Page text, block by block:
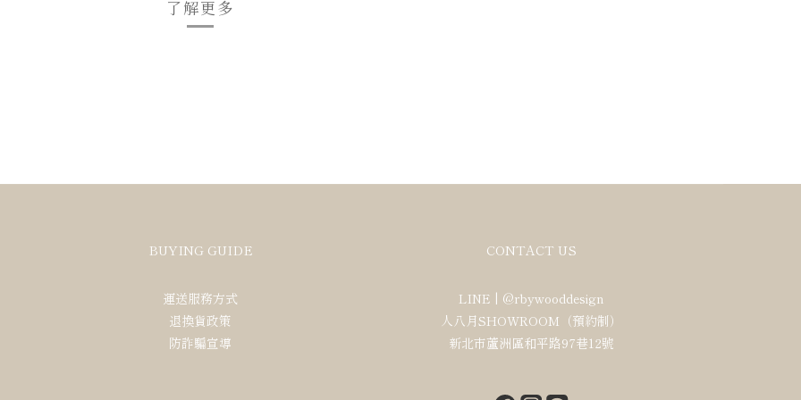
了解更多
BUYING GUIDE
運送服務方式
退換貨政策
防詐騙宣導
CONTACT US
LINE | @rbywooddesign
人八月SHOWROOM（預約制）
新北市蘆洲區和平路97巷12號